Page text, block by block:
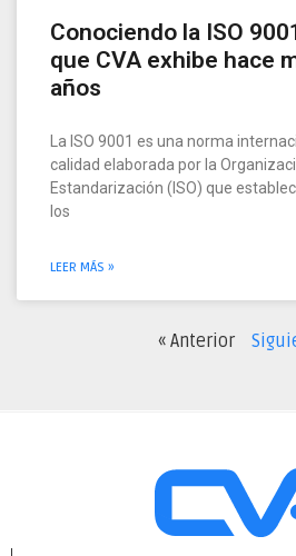
Conociendo la ISO
que CVA exhibe hace
años
La ISO 9001 es una norma
calidad elaborada por la
Estandarización (ISO) que
los
LEER MÁS »
« Anterior